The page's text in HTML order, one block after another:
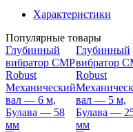
Характеристики
Популярные товары
Глубинный
вибратор CMP
Robust
Механический
вал — 6 м,
Булава — 58
мм
Глубинный
вибратор
Robust
вал — 5 м,
Булава —
мм